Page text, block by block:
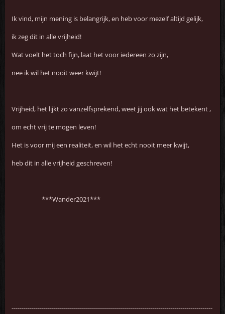
Ik vind, mijn mening is belangrijk, en heb voor mezelf altijd gelijk,
ik zeg dit in alle vrijheid!
Wat voelt het toch fijn, laat het voor iedereen zo zijn,
nee ik wil het nooit weer kwijt!
Vrijheid, het lijkt zo vanzelfsprekend, weet jij ook wat het betekent ,
om echt vrij te mogen leven!
Het is voor mij een realiteit, en wil het echt nooit meer kwijt,
heb dit in alle vrijheid geschreven!
***Wander2021***
----------------------------------------------------------------------------------------------------